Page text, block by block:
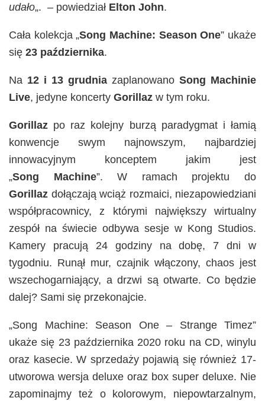
udało„. – powiedział Elton John.
Cała kolekcja „Song Machine: Season One” ukaże
się 23 października.
Na 12 i 13 grudnia zaplanowano Song Machinie
Live, jedyne koncerty Gorillaz w tym roku.
Gorillaz po raz kolejny burzą paradygmat i łamią
konwencje swym najnowszym, najbardziej
innowacyjnym konceptem jakim jest
„Song Machine”. W ramach projektu do
Gorillaz dołączają wciąż rozmaici, niezapowiedziani
współpracownicy, z którymi największy wirtualny
zespół na świecie odbywa sesje w Kong Studios.
Kamery pracują 24 godziny na dobę, 7 dni w
tygodniu. Runął mur, czajnik włączony, chaos jest
wszechogarniający, a drzwi są otwarte. Co będzie
dalej? Sami się przekonajcie.
„Song Machine: Season One – Strange Timez”
ukaże się 23 października 2020 roku na CD, winylu
oraz kasecie. W sprzedaży pojawią się również 17-
utworowa wersja deluxe oraz box super deluxe. Nie
zapominajmy też o kolorowym, niepowtarzalnym,